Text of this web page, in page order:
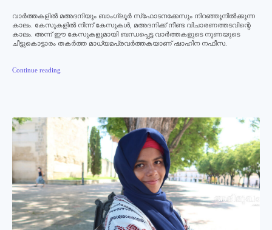
വാര്‍ത്തകളില്‍ മഅദനിയും ബാംഗ്ലൂര്‍ സ്‌ഫോടനക്കേസും നിറഞ്ഞുനില്‍ക്കുന്ന
കാലം. കേസുകളില്‍ നിന്ന് കേസുകള്‍, മഅദനിക്ക് നീണ്ട വിചാരണത്തടവിന്റെ
കാലം. അന്ന് ഈ കേസുകളുമായി ബന്ധപ്പെട്ട വാര്‍ത്തകളുടെ നുണയുടെ
ചീട്ടുകൊട്ടാരം തകര്‍ത്ത മാധ്യമപ്രവര്‍ത്തകയാണ് ഷാഹിന നഫീസ.
Continue reading